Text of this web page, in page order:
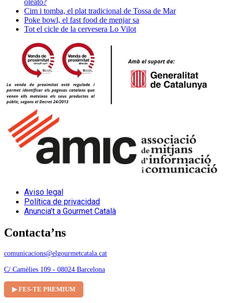
oleato?
Cim i tomba, el plat tradicional de Tossa de Mar
Poke bowl, el fast food de menjar sa
Tot el cicle de la cervesera Lo Vilot
Aviso legal
Política de privacidad
Anuncia’t a Gourmet Català
Contacta’ns
comunicacions@elgourmetcatala.cat
C/ Camèlies 109 - 08024 Barcelona
▶ FES-TE PREMIUM